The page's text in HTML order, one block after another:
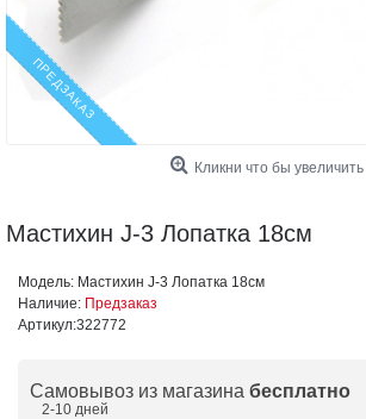
ПРЕДЗАКАЗ
Кликни что бы увеличить
Мастихин J-3 Лопатка 18см
Модель: Мастихин J-3 Лопатка 18см
Наличие: Предзаказ
Артикул:322772
Самовывоз из магазина бесплатно
2-10 дней